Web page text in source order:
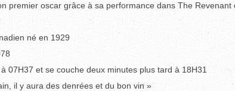
premier oscar grâce à sa performance dans The Revenant
né en 1929
07H37 et se couche deux minutes plus tard à 18H31
il y aura des denrées et du bon vin »